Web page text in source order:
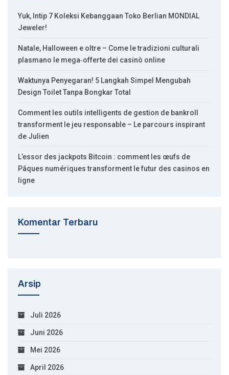
Yuk, Intip 7 Koleksi Kebanggaan Toko Berlian MONDIAL
Jeweler!
Natale, Halloween e oltre – Come le tradizioni culturali
plasmano le mega‑offerte dei casinò online
Waktunya Penyegaran! 5 Langkah Simpel Mengubah
Design Toilet Tanpa Bongkar Total
Comment les outils intelligents de gestion de bankroll
transforment le jeu responsable – Le parcours inspirant
de Julien
L’essor des jackpots Bitcoin : comment les œufs de
Pâques numériques transforment le futur des casinos en
ligne
Komentar Terbaru
Arsip
Juli 2026
Juni 2026
Mei 2026
April 2026